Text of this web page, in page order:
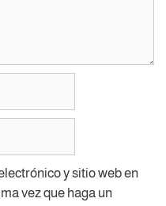
y sitio web en
vez que haga un